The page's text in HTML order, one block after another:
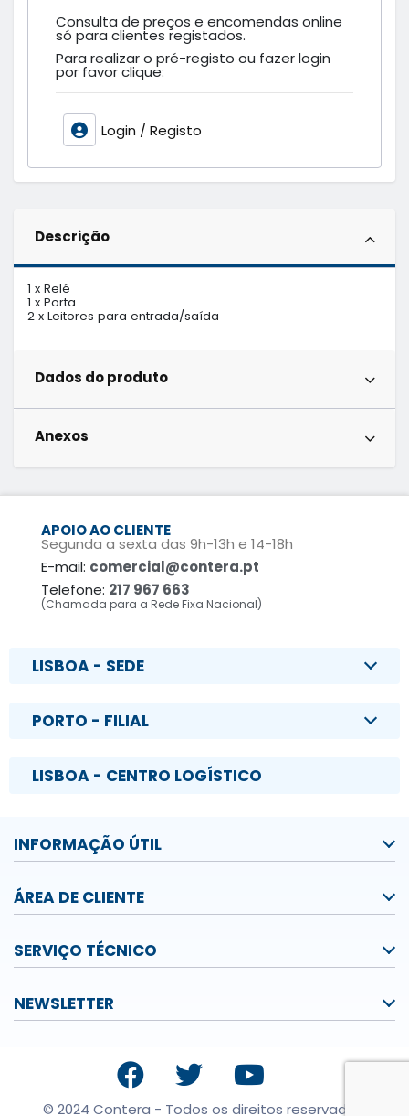
Consulta de preços e encomendas online
só para clientes registados.
Para realizar o pré-registo ou fazer login
por favor clique:
Login / Registo
Descrição
1 x Relé
1 x Porta
2 x Leitores para entrada/saída
Dados do produto
Anexos
APOIO AO CLIENTE
Segunda a sexta das 9h-13h e 14-18h
E-mail: comercial@contera.pt
Telefone: 217 967 663
(Chamada para a Rede Fixa Nacional)
LISBOA - SEDE
PORTO - FILIAL
LISBOA - CENTRO LOGÍSTICO
INFORMAÇÃO ÚTIL
ÁREA DE CLIENTE
SERVIÇO TÉCNICO
NEWSLETTER
© 2024 Contera - Todos os direitos reservados.